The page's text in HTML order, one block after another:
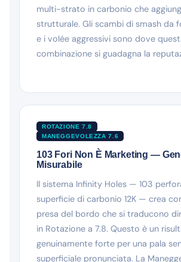
multi-strato in carbonio che
strutturale. Gli scambi di smash da
e i volée aggressivi sono dove
combinazione si guadagna la
ROTAZIONE 7.8
MANEGGEVOLEZZA 7.6
103 Fori Non È Marketing —
Misurabile
Il sistema Infinity Holes — 103
superficie di carbonio 12K — crea
presa del bordo che si traducono
in Rotazione a 7.8. Questo è un
genuinamente forte per una pala
superficiale pronunciata. La